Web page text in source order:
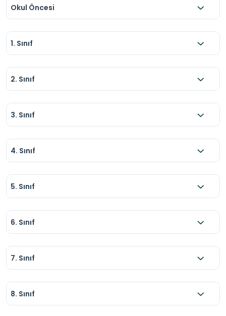
yaparak günün stresini atın.
Okul Öncesi
1. Sınıf
2. Sınıf
3. Sınıf
4. Sınıf
5. Sınıf
6. Sınıf
7. Sınıf
8. Sınıf